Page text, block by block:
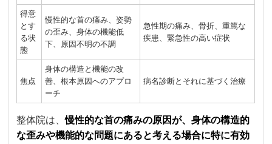
得意
とす
る状
態
慢性的な首の痛み、姿勢
の歪み、身体の機能低
下、原因不明の不調
急性期の痛み、骨折、重篤な
疾患、緊急性の高い症状
焦点
身体の構造と機能の改
善、根本原因へのアプロ
ーチ
病名診断とそれに基づく治療
整体院は、慢性的な首の痛みの原因が、身体の構造的
な歪みや機能的な問題にあると考える場合に特に有効